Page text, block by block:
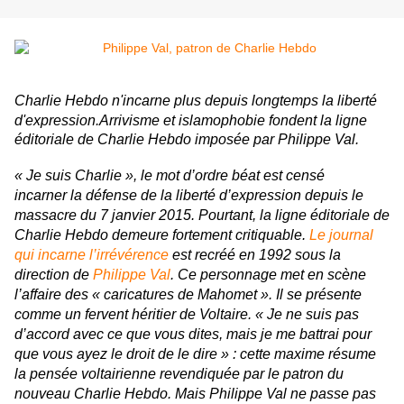
Charlie Hebdo n'incarne plus depuis longtemps la liberté
d'expression.Arrivisme et islamophobie fondentla ligne
éditoriale de Charlie Hebdo imposée par Philippe Val.
« Je suis Charlie », le mot d’ordre béat est censé
incarner la défense de la liberté d’expression depuis le
massacre du 7 janvier 2015. Pourtant, la ligne éditoriale de
Charlie Hebdo demeure fortement critiquable. Le journal
qui incarne l’irrévérence est recréé en 1992 sous la
direction de Philippe Val. Ce personnage met en scène
l’affaire des « caricatures de Mahomet ». Il se présente
comme un fervent héritier de Voltaire. « Je ne suis pas
d’accord avec ce que vous dites, mais je me battrai pour
que vous ayez le droit de le dire » : cette maxime résume
la pensée voltairienne revendiquée par le patron du
nouveau Charlie Hebdo. Mais Philippe Val ne passe pas